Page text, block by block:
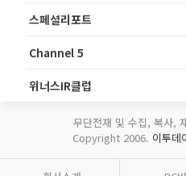
스페셜리포트
Channel 5
위너스IR클럽
무단전재 및 수집, 복사,
Copyright 2006. 이투데